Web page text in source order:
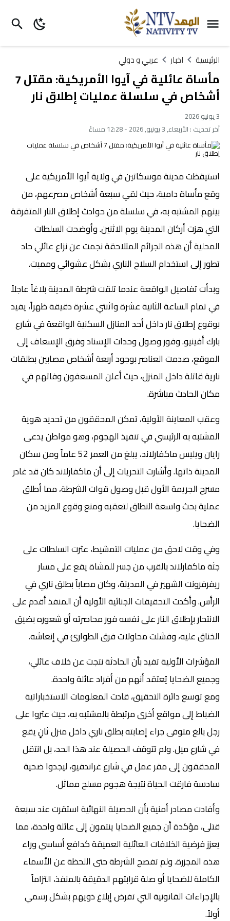
الرئيسية اخبار عربي و دولي
مأساة عائلية في آيوا الأمريكية: مقتل 7
أشخاص في سلسلة عمليات إطلاق نار
3 يونيو 2026
آخر تحديث : الأربعاء, 3 يونيو, 2026 - 12:28 مساءً
استيقظت مدينة موسكاتين في ولاية آيوا الأمريكية على
وقع مأساة دامية، حيث لقي سبعة أشخاص مصرعهم، من
بينهم المشتبه به، في سلسلة من حوادث إطلاق النار المتفرقة
التي هزت أركان المدينة يوم الاثنين. وأوضحت السلطات
المحلية أن هذه الجرائم المتلاحقة نجمت عن نزاع عائلي حاد
تطور إلى استخدام السلاح الناري بشكل عشوائي ومميت.
وبدأت تفاصيل الواقعة عندما تلقت شرطة المدينة بلاغاً عاجلاً
في تمام الساعة الثانية عشرة واثنتي عشرة دقيقة ظهراً، يفيد
بوقوع إطلاق نار داخل أحد المنازل السكنية الواقعة في شارع
بارك أفينيو. وفور وصول وحدات الإسناد وفرق الإسعاف إلى
الموقع، صدمت العناصر بوجود أربعة أشخاص مصابين بطلقات
نارية قاتلة داخل المنزل، حيث أعلن المسعفون وفاتهم في
مكان الحادث مباشرة.
وعقب المعاينة الأولية، تمكن المحققون من تحديد هوية
المشتبه به الرئيسي في تنفيذ الهجوم، وهو مواطن يدعى
رايان ويليس ماكفارلاند، يبلغ من العمر 52 عاماً ومن سكان
المدينة ذاتها. وأشارت التحريات إلى أن ماكفارلاند كان قد غادر
مسرح الجريمة الأول قبل وصول قوات الشرطة، مما أطلق
عملية بحث واسعة النطاق لتعقبه ومنع وقوع المزيد من
الضحايا.
وفي وقت لاحق من عمليات التمشيط، عثرت السلطات على
جثة ماكفارلاند بالقرب من جسر للمشاة يقع على مسار
ريفرفرونت الشهير في المدينة، وكان مصاباً بطلق ناري في
الرأس. وأكدت التحقيقات الجنائية الأولية أن المنفذ أقدم على
الانتحار بإطلاق النار على نفسه فور محاصرته أو شعوره بضيق
الخناق عليه، وفشلت محاولات فرق الطوارئ في إنعاشه.
المؤشرات الأولية تفيد بأن الحادثة نتجت عن خلاف عائلي،
وجميع الضحايا يُعتقد أنهم من أفراد عائلة واحدة.
ومع توسع دائرة التحقيق، قادت المعلومات الاستخباراتية
الضباط إلى مواقع أخرى مرتبطة بالمشتبه به، حيث عثروا على
رجل بالغ متوفى جراء إصابته بطلق ناري داخل منزل ثانٍ يقع
في شارع ميل. ولم تتوقف الحصيلة عند هذا الحد، بل انتقل
المحققون إلى مقر عمل في شارع غراندفيو، ليجدوا ضحية
سادسة فارقت الحياة نتيجة هجوم مسلح مماثل.
وأفادت مصادر أمنية بأن الحصيلة النهائية استقرت عند سبعة
قتلى، مؤكدة أن جميع الضحايا ينتمون إلى عائلة واحدة، مما
يعزز فرضية الخلافات العائلية العميقة كدافع أساسي وراء
هذه المجزرة. ولم تفصح الشرطة حتى اللحظة عن الأسماء
الكاملة للضحايا أو صلة قرابتهم الدقيقة بالمنفذ، التزاماً
بالإجراءات القانونية التي تفرض إبلاغ ذويهم بشكل رسمي
أولاً.